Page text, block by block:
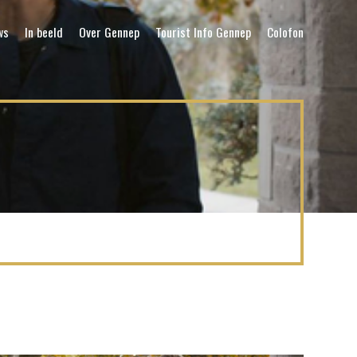
In beeld Over Gennep Tourist Info Gennep Colofon